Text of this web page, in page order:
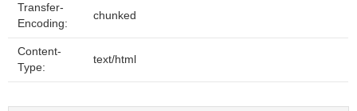
Transfer-
Encoding:
chunked
Content-
Type:
text/html